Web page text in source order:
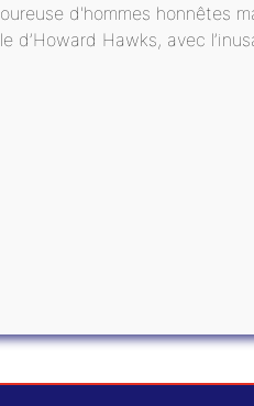
d'hommes honnêtes
Hawks, avec